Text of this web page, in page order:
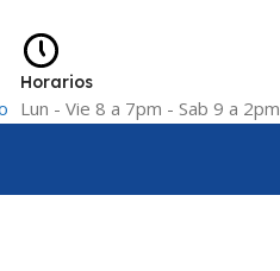
Horarios
Lun - Vie 8 a 7pm - Sab 9 a 2pm